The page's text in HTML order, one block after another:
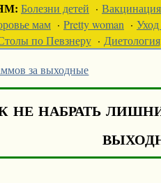
Болезни детей · Вакцинация
мам · Pretty woman ·
по Певзнеру· Диетология
за выходные
не набрать